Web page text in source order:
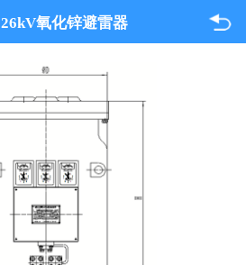
氧化锌避雷器